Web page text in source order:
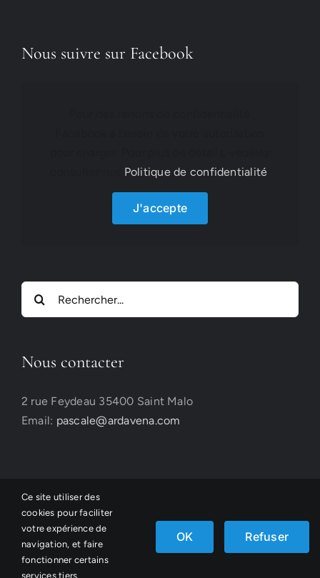
Nous suivre sur Facebook
Politique de confidentialité
J'accepte
Nous contacter
2 rue Feydeau 35400 Saint Malo
Email: pascale@ardavena.com
©Ardavena, conception Atelier Belle Lurette
Ce site utiliser des
cookies pour faciliter
votre expérience de
navigation, et faire
fonctionner certains
services tiers.
OK Refuser